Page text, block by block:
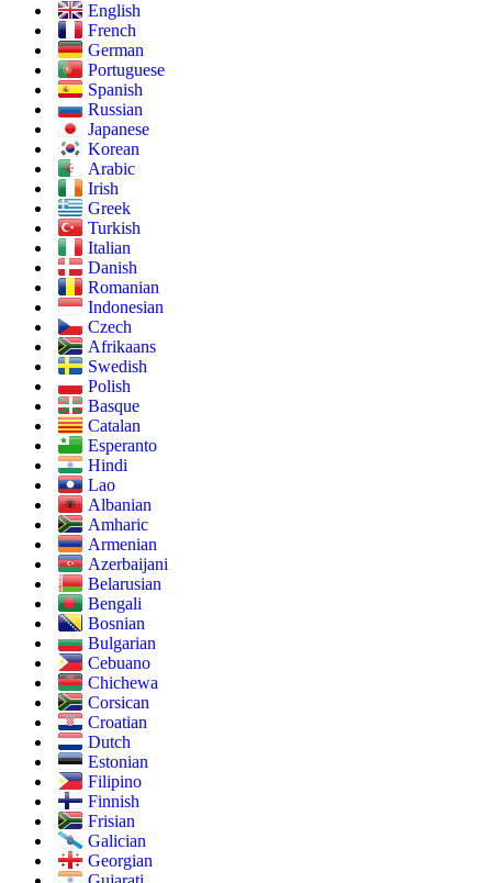
English
French
German
Portuguese
Spanish
Russian
Japanese
Korean
Arabic
Irish
Greek
Turkish
Italian
Danish
Romanian
Indonesian
Czech
Afrikaans
Swedish
Polish
Basque
Catalan
Esperanto
Hindi
Lao
Albanian
Amharic
Armenian
Azerbaijani
Belarusian
Bengali
Bosnian
Bulgarian
Cebuano
Chichewa
Corsican
Croatian
Dutch
Estonian
Filipino
Finnish
Frisian
Galician
Georgian